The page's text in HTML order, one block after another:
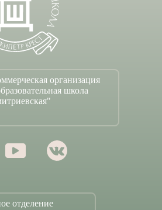
организация
школа
отделение